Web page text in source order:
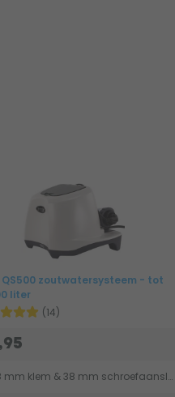
QS500 zoutwatersysteem - tot
liter
(14)
32/38 mm klem & 38 mm schroefaansluiting